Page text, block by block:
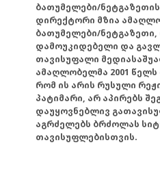
ბათუმელები/
დირექტორი მზია
ბათუმელები/
დამოუკიდებელი და
თავისუფალი
ამაღლობელმა 2001 წელს
რომ ის არის რუსული
პატიმარი, არ აპირებს
დაუყოვნებლივ
აგრძელებს ბრძოლას
თავისუფლებისთვის.